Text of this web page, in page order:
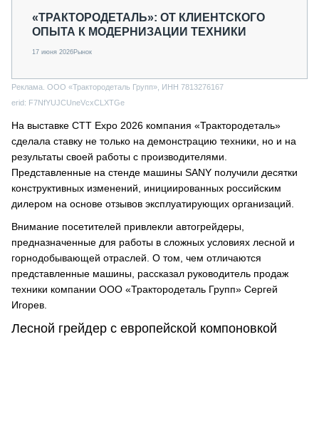
«ТРАКТОРОДЕТАЛЬ»: ОТ КЛИЕНТСКОГО
ОПЫТА К МОДЕРНИЗАЦИИ ТЕХНИКИ
17 июня 2026Рынок
Реклама. ООО «Трактородеталь Групп», ИНН 7813276167
erid: F7NfYUJCUneVcxCLXTGe
На выставке CTT Expo 2026 компания «Трактородеталь»
сделала ставку не только на демонстрацию техники, но и на
результаты своей работы с производителями.
Представленные на стенде машины SANY получили десятки
конструктивных изменений, инициированных российским
дилером на основе отзывов эксплуатирующих организаций.
Внимание посетителей привлекли автогрейдеры,
предназначенные для работы в сложных условиях лесной и
горнодобывающей отраслей. О том, чем отличаются
представленные машины, рассказал руководитель продаж
техники компании ООО «Трактородеталь Групп» Сергей
Игорев.
Лесной грейдер с европейской компоновкой